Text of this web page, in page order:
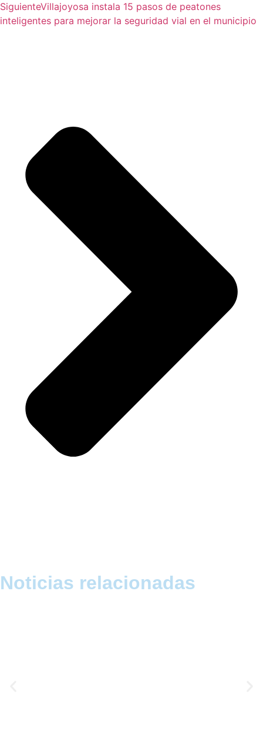
SiguienteVillajoyosa instala 15 pasos de peatones
inteligentes para mejorar la seguridad vial en el municipio
Noticias relacionadas